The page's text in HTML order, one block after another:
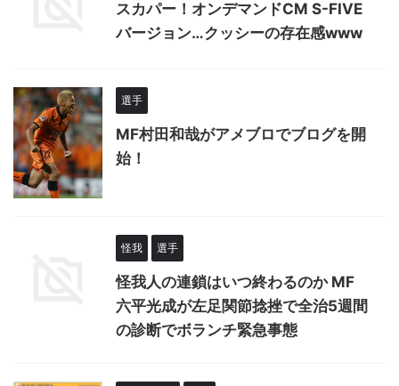
スカパー！オンデマンドCM S-FIVE
バージョン…クッシーの存在感www
選手
MF村田和哉がアメブロでブログを開
始！
怪我 選手
怪我人の連鎖はいつ終わるのか MF
六平光成が左足関節捻挫で全治5週間
の診断でボランチ緊急事態